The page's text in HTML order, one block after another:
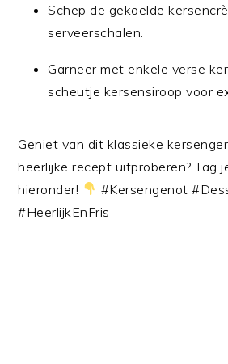
Schep de gekoelde
serveerschalen.
Garneer met enkele verse
scheutje kersensiroop voor
Geniet van dit klassieke
heerlijke recept uitproberen? Tag
hieronder!
#Kersengenot
#HeerlijkEnFris